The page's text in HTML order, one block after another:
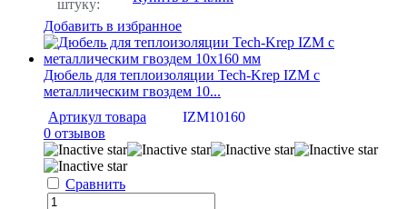
штуку:
Добавить в избранное
Дюбель для теплоизоляции Tech-Krep IZМ с
металлическим гвоздем 10...
Артикул товара
IZM10160
0 отзывов
Сравнить